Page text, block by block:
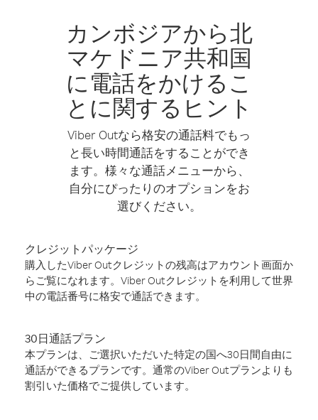
カンボジアから北
マケドニア共和国
に電話をかけるこ
とに関するヒント
Viber Outなら格安の通話料でもっ
と長い時間通話をすることができ
ます。様々な通話メニューから、
自分にぴったりのオプションをお
選びください。
クレジットパッケージ
購入したViber Outクレジットの残高はアカウント画面か
らご覧になれます。Viber Outクレジットを利用して世界
中の電話番号に格安で通話できます。
30日通話プラン
本プランは、ご選択いただいた特定の国へ30日間自由に
通話ができるプランです。通常のViber Outプランよりも
割引いた価格でご提供しています。